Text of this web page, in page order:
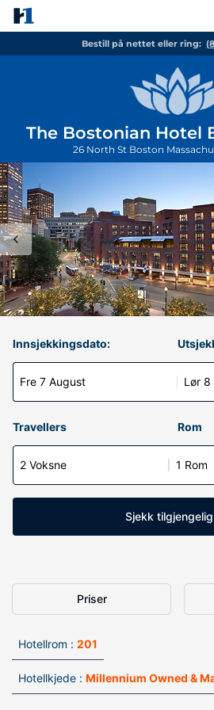
Bestill på nettet eller ring:
The Bostonian Hotel
26 North St Boston
Innsjekkingsdato:
Fre 7 August Lør 8
Travellers Rom
2 Voksne 1 Rom
Sjekk
Priser
Hotellrom : 201
Hotellkjede : Millennium Owned &